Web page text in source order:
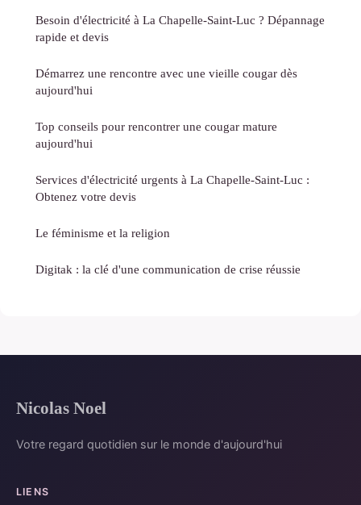
Besoin d'électricité à La Chapelle-Saint-Luc ? Dépannage
rapide et devis
Démarrez une rencontre avec une vieille cougar dès
aujourd'hui
Top conseils pour rencontrer une cougar mature
aujourd'hui
Services d'électricité urgents à La Chapelle-Saint-Luc :
Obtenez votre devis
Le féminisme et la religion
Digitak : la clé d'une communication de crise réussie
Nicolas Noel
Votre regard quotidien sur le monde d'aujourd'hui
LIENS